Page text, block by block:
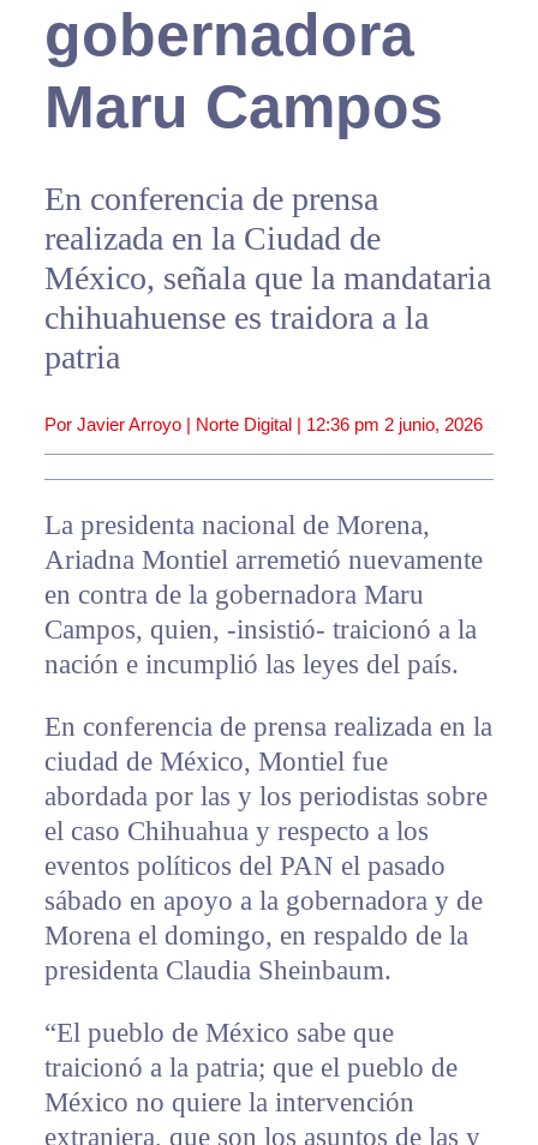
gobernadora
Maru Campos
En conferencia de prensa
realizada en la Ciudad de
México, señala que la mandataria
chihuahuense es traidora a la
patria
Por Javier Arroyo | Norte Digital | 12:36 pm 2 junio, 2026
La presidenta nacional de Morena,
Ariadna Montiel arremetió nuevamente
en contra de la gobernadora Maru
Campos, quien, -insistió- traicionó a la
nación e incumplió las leyes del país.
En conferencia de prensa realizada en la
ciudad de México, Montiel fue
abordada por las y los periodistas sobre
el caso Chihuahua y respecto a los
eventos políticos del PAN el pasado
sábado en apoyo a la gobernadora y de
Morena el domingo, en respaldo de la
presidenta Claudia Sheinbaum.
“El pueblo de México sabe que
traicionó a la patria; que el pueblo de
México no quiere la intervención
extranjera, que son los asuntos de las y